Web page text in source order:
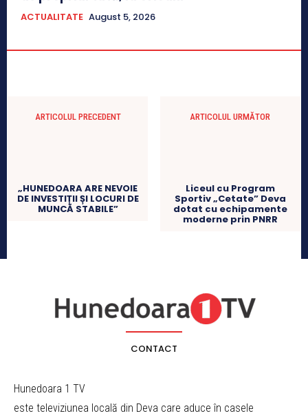
ACTUALITATE August 5, 2026
ARTICOLUL PRECEDENT
„HUNEDOARA ARE NEVOIE
DE INVESTIȚII ȘI LOCURI DE
MUNCĂ STABILE”
ARTICOLUL URMĂTOR
Liceul cu Program
Sportiv „Cetate” Deva
dotat cu echipamente
moderne prin PNRR
CONTACT
Hunedoara 1 TV
este televiziunea locală din Deva care aduce în casele